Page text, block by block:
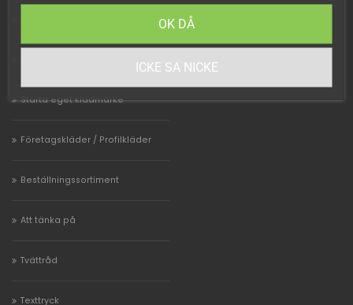
Starta eget klädmärke
Företagskläder / Profilkläder
Beställningssortiment
Att tänka på
Tvättråd
Texttryck
ICKE SA NICKE
OK DÅ